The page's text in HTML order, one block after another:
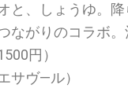
と、しょうゆ。
ながりのコラボ
円）
サヴ―ル）